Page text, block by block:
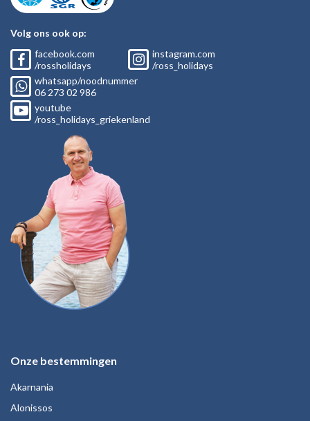
Volg ons ook op:
facebook.com
/rossholidays
instagram.com
/ross_holidays
whatsapp/noodnummer
06 273 02 986
youtube
/ross_holidays_griekenland
Onze bestemmingen
Akarnania
Alonissos